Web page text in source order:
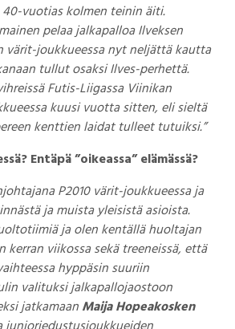
vuotias kolmen teinin äiti.
pelaa jalkapalloa Ilveksen
värit-joukkueessa nyt neljättä kautta
tullut osaksi Ilves-perhettä.
Futis-Liigassa Viinikan
kuusi vuotta sitten, eli sieltä
kenttien laidat tulleet tutuiksi.”
Entäpä ”oikeassa” elämässä?
P2010 värit-joukkueessa ja
ja muista yleisistä asioista.
ja olen kentällä huoltajan
kerran viikossa sekä treeneissä, että
hyppäsin suuriin
valituksi jalkapallojaostoon
jatkamaanMaija Hopeakosken